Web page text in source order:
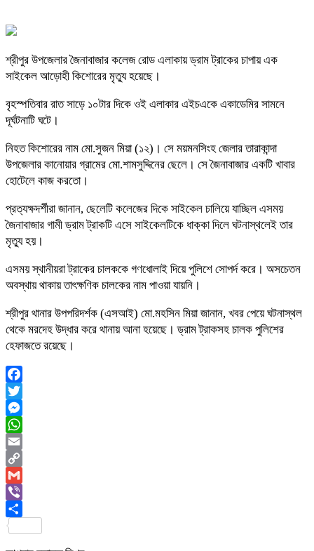
শ্রীপুর উপজেলার জৈনাবাজার কলেজ রোড এলাকায় ড্রাম ট্রাকের চাপায় এক
সাইকেল আড়োহী কিশোরের মৃত্যু হয়েছে।
বৃহস্পতিবার রাত সাড়ে ১০টার দিকে ওই এলাকার এইচএকে একাডেমির সামনে
দূর্ঘটনাটি ঘটে।
নিহত কিশোরের নাম মো.সুজন মিয়া (১২)। সে ময়মনসিংহ জেলার তারাকান্দা
উপজেলার কানোয়ার গ্রামের মো.শামসুদ্দিনের ছেলে। সে জৈনাবাজার একটি খাবার
হোটেলে কাজ করতো।
প্রত্যক্ষদর্শীরা জানান, ছেলেটি কলেজের দিকে সাইকেল চালিয়ে যাচ্ছিল এসময়
জৈনাবাজার গামী ড্রাম ট্রাকটি এসে সাইকেলটিকে ধাক্কা দিলে ঘটনাস্থলেই তার
মৃত্যু হয়।
এসময় স্থানীয়রা ট্রাকের চালককে গণধোলাই দিয়ে পুলিশে সোপর্দ করে। অসচেতন
অবস্থায় থাকায় তাৎক্ষণিক চালকের নাম পাওয়া যায়নি।
শ্রীপুর থানার উপপরিদর্শক (এসআই) মো.মহসিন মিয়া জানান, খবর পেয়ে ঘটনাস্থল
থেকে মরদেহ উদ্ধার করে থানায় আনা হয়েছে। ড্রাম ট্রাকসহ চালক পুলিশের
হেফাজতে রয়েছে।
Facebook
Twitter
Messenger
WhatsApp
Email
Copy
Link
Gmail
Viber